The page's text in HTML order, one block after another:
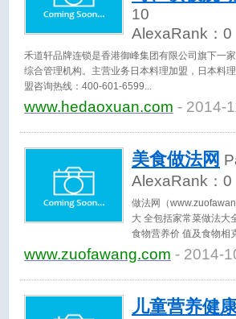
10
AlexaRank： 0
禾道轩品牌连锁是香港御峰集团有限公司旗下一
综合管理机构。主营业务日本料理加盟，日本料
盟咨询热线：400-601-6599
www.hedaoxuan.com - 2014-
美食做法网
AlexaRank： 0
做法网（
大 全包括家常菜做法大
食物营养价 值及食物相
www.zuofawang.com - 2014-
儿童营养健